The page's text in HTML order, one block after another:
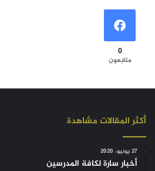
0
متابعون
أكثر المقالات مشاهدة
27 يونيو، 2020
أخبار سارة لكافة المدرسين